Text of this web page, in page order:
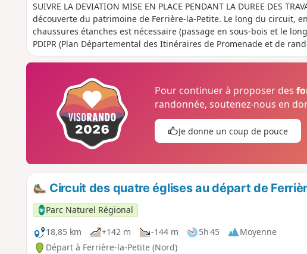
SUIVRE LA DEVIATION MISE EN PLACE PENDANT LA DUREE DES
découverte du patrimoine de Ferrière-la-Petite. Le long du circuit,
chaussures étanches est nécessaire (passage en sous-bois et le
PDIPR (Plan Départemental des Itinéraires de Promenade et de
Pour continuer à proposer des
randonnée, soutenez-nous en
Je donne un coup de pouce
Circuit des quatre églises au départ de
Parc Naturel Régional
18,85 km
+142 m -144 m 5h 45
Moyenne
Départ à Ferrière-la-Petite (Nord)